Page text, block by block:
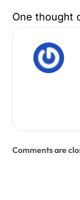
One thought
Comments are